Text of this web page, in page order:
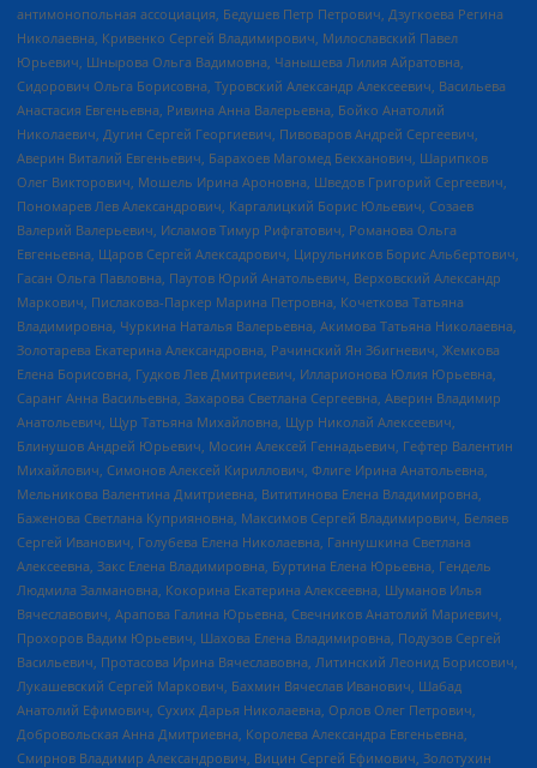
антимонопольная ассоциация, Бедушев Петр Петрович, Дзугкоева Регина
Николаевна, Кривенко Сергей Владимирович, Милославский Павел
Юрьевич, Шнырова Ольга Вадимовна, Чанышева Лилия Айратовна,
Сидорович Ольга Борисовна, Туровский Александр Алексеевич, Васильева
Анастасия Евгеньевна, Ривина Анна Валерьевна, Бойко Анатолий
Николаевич, Дугин Сергей Георгиевич, Пивоваров Андрей Сергеевич,
Аверин Виталий Евгеньевич, Барахоев Магомед Бекханович, Шарипков
Олег Викторович, Мошель Ирина Ароновна, Шведов Григорий Сергеевич,
Пономарев Лев Александрович, Каргалицкий Борис Юльевич, Созаев
Валерий Валерьевич, Исламов Тимур Рифгатович, Романова Ольга
Евгеньевна, Щаров Сергей Алексадрович, Цирульников Борис Альбертович,
Гасан Ольга Павловна, Паутов Юрий Анатольевич, Верховский Александр
Маркович, Пислакова-Паркер Марина Петровна, Кочеткова Татьяна
Владимировна, Чуркина Наталья Валерьевна, Акимова Татьяна Николаевна,
Золотарева Екатерина Александровна, Рачинский Ян Збигневич, Жемкова
Елена Борисовна, Гудков Лев Дмитриевич, Илларионова Юлия Юрьевна,
Саранг Анна Васильевна, Захарова Светлана Сергеевна, Аверин Владимир
Анатольевич, Щур Татьяна Михайловна, Щур Николай Алексеевич,
Блинушов Андрей Юрьевич, Мосин Алексей Геннадьевич, Гефтер Валентин
Михайлович, Симонов Алексей Кириллович, Флиге Ирина Анатольевна,
Мельникова Валентина Дмитриевна, Вититинова Елена Владимировна,
Баженова Светлана Куприяновна, Максимов Сергей Владимирович, Беляев
Сергей Иванович, Голубева Елена Николаевна, Ганнушкина Светлана
Алексеевна, Закс Елена Владимировна, Буртина Елена Юрьевна, Гендель
Людмила Залмановна, Кокорина Екатерина Алексеевна, Шуманов Илья
Вячеславович, Арапова Галина Юрьевна, Свечников Анатолий Мариевич,
Прохоров Вадим Юрьевич, Шахова Елена Владимировна, Подузов Сергей
Васильевич, Протасова Ирина Вячеславовна, Литинский Леонид Борисович,
Лукашевский Сергей Маркович, Бахмин Вячеслав Иванович, Шабад
Анатолий Ефимович, Сухих Дарья Николаевна, Орлов Олег Петрович,
Добровольская Анна Дмитриевна, Королева Александра Евгеньевна,
Смирнов Владимир Александрович, Вицин Сергей Ефимович, Золотухин